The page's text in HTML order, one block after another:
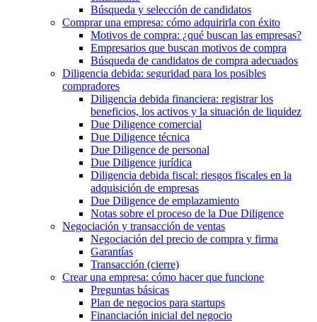
Búsqueda y selección de candidatos
Comprar una empresa: cómo adquirirla con éxito
Motivos de compra: ¿qué buscan las empresas?
Empresarios que buscan motivos de compra
Búsqueda de candidatos de compra adecuados
Diligencia debida: seguridad para los posibles
compradores
Diligencia debida financiera: registrar los
beneficios, los activos y la situación de liquidez
Due Diligence comercial
Due Diligence técnica
Due Diligence de personal
Due Diligence jurídica
Diligencia debida fiscal: riesgos fiscales en la
adquisición de empresas
Due Diligence de emplazamiento
Notas sobre el proceso de la Due Diligence
Negociación y transacción de ventas
Negociación del precio de compra y firma
Garantías
Transacción (cierre)
Crear una empresa: cómo hacer que funcione
Preguntas básicas
Plan de negocios para startups
Financiación inicial del negocio